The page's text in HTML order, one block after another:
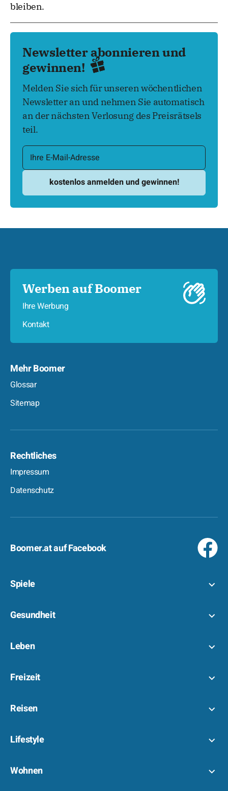
bleiben.
Newsletter abonnieren und
gewinnen!
Melden Sie sich für unseren wöchentlichen
Newsletter an und nehmen Sie automatisch
an der nächsten Verlosung des Preisrätsels
teil.
Werben auf Boomer
Ihre Werbung
Kontakt
Mehr Boomer
Glossar
Sitemap
Rechtliches
Impressum
Datenschutz
Boomer.at auf Facebook
Spiele
Gesundheit
Leben
Freizeit
Reisen
Lifestyle
Wohnen